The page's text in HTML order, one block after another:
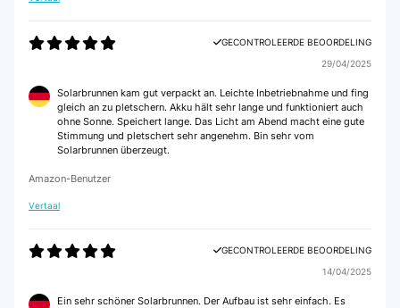
GECONTROLEERDE BEOORDELING
29/04/2025
Solarbrunnen kam gut verpackt an. Leichte Inbetriebnahme und fing
gleich an zu pletschern. Akku hält sehr lange und funktioniert auch
ohne Sonne. Speichert lange. Das Licht am Abend macht eine gute
Stimmung und pletschert sehr angenehm. Bin sehr vom
Solarbrunnen überzeugt.
Amazon-Benutzer
Vertaal
GECONTROLEERDE BEOORDELING
14/04/2025
Ein sehr schöner Solarbrunnen. Der Aufbau ist sehr einfach. Es